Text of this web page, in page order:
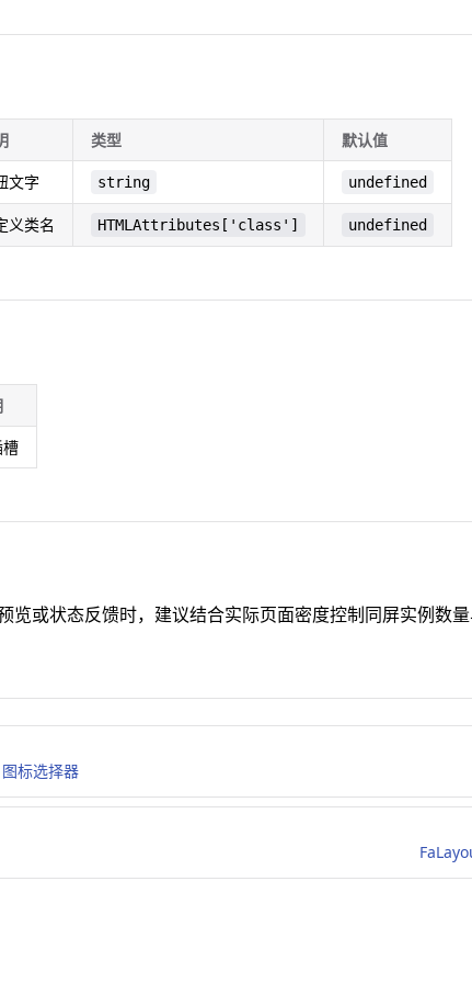
类型
默认值
文字 string undefined
义类名 HTMLAttributes['class'] undefined
览或状态反馈时，建议结合实际页面密度控制同屏实例数量
标选择器